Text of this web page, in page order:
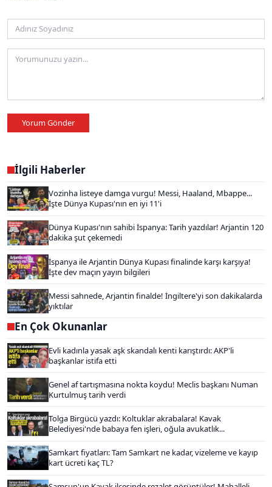
Yorum Gönder
İlgili Haberler
Vozinha listeye damga vurgu! Messi, Haaland, Mbappe...
İşte Dünya Kupası'nın en iyi 11'i
Dünya Kupası'nın sahibi İspanya: Tarih yazdılar! Arjantin 120
dakika şut çekemedi
İspanya ile Arjantin Dünya Kupası finalinde karşı karşıya!
İşte dev maçın yayın bilgileri
Messi sahnede, Arjantin finalde! İngiltere'yi son dakikalarda
yıktılar
En Çok Okunanlar
Evli kadınla yasak aşk skandalı kenti karıştırdı: AKP'li
başkanlar istifa etti
Genel af tartışmasına nokta koydu! Meclis başkanı Numan
Kurtulmuş tarih verdi
Tolga Birgücü yazdı: Koltuklar akrabalara! Kavak
Belediyesi'nde babaya fen işleri, oğula avukatlık...
Samkart fiyatları: Tam Samkart ne kadar, vizeleme ve kayıp
kart ücreti kaç TL?